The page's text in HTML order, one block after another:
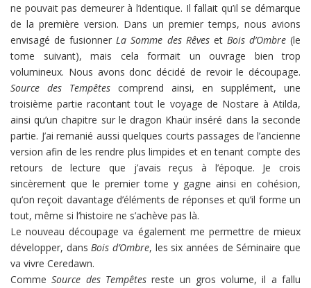
ne pouvait pas demeurer à l’identique. Il fallait qu’il se démarque
de la première version. Dans un premier temps, nous avions
envisagé de fusionnerLa Somme des Rêveset Bois d’Ombre(le
tome suivant), mais cela formait un ouvrage bien trop
volumineux. Nous avons donc décidé de revoir le découpage.
Source des Tempêtes comprend ainsi, en supplément, une
troisième partie racontant tout le voyage de Nostare à Atilda,
ainsi qu’un chapitre sur le dragon Khaür inséré dans la seconde
partie. J’ai remanié aussi quelques courts passages de l’ancienne
version afin de les rendre plus limpides et en tenant compte des
retours de lecture que j’avais reçus à l’époque. Je crois
sincèrement que le premier tome y gagne ainsi en cohésion,
qu’on reçoit davantage d’éléments de réponses et qu’il forme un
tout, même si l’histoire ne s’achève pas là.
Le nouveau découpage va également me permettre de mieux
développer, dansBois d’Ombre, les six années de Séminaire que
va vivre Ceredawn.
CommeSource des Tempêtesreste un gros volume, il a fallu